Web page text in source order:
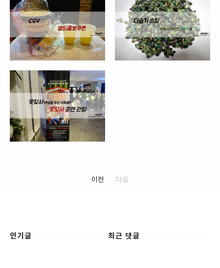
이전 다음
인기글 최근 댓글